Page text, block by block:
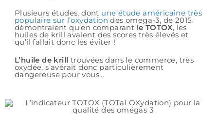
Plusieurs études, dont une étude américaine très
populaire sur l’oxydationdes omega-3, de 2015,
démontraient qu’en comparant le TOTOX, les
huiles de krill avaient des scores très élevés et
qu’il fallait donc les éviter !
L’huile de krill trouvées dans le commerce, très
oxydée, s’avérait donc particulièrement
dangereuse pour vous…